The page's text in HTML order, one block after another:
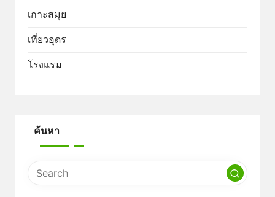
เกาะสมุย
เที่ยวอุดร
โรงแรม
ค้นหา